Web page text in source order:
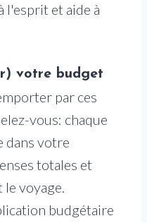
l'esprit et aide à
votre budget
par ces
vous: chaque
dans votre
totales et
le voyage.
budgétaire